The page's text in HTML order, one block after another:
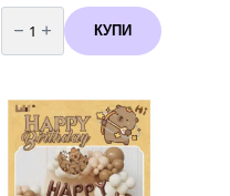
количество
за
Балон
фолио"
КУПИ